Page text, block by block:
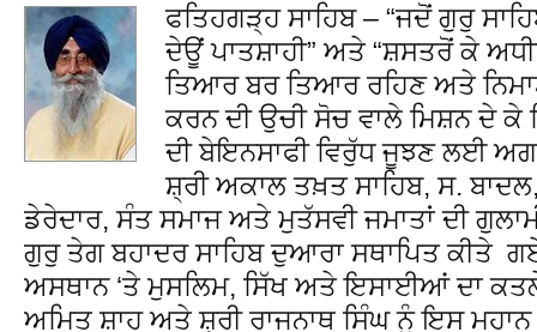
ਫਤਿਹਗੜ੍ਹ ਸਾਹਿਬ – “ਜਦੋਂ ਗੁਰੁ
ਦੇਊਂ ਪਾਤਸ਼ਾਹੀ” ਅਤੇ “ਸ਼ਸਤਰੋਂ ਕੇ
ਤਿਆਰ ਬਰ ਤਿਆਰ ਰਹਿਣ ਅਤੇ
ਕਰਨ ਦੀ ਉਚੀ ਸੋਚ ਵਾਲੇ ਮਿਸ਼ਨ ਦੇ ਕੇ
ਦੀ ਬੇਇਨਸਾਫੀ ਵਿਰੁੱਧ ਜੂਝਣ ਲਈ
ਸ਼੍ਰੀ ਅਕਾਲ ਤਖ਼ਤ ਸਾਹਿਬ, ਸ.
ਡੇਰੇਦਾਰ, ਸੰਤ ਸਮਾਜ ਅਤੇ ਮੁਤੱਸਵੀ ਜਮਾਤਾਂ ਦੀ
ਗੁਰੁ ਤੇਗ ਬਹਾਦਰ ਸਾਹਿਬ ਦੁਆਰਾ ਸਥਾਪਿਤ ਕੀਤੇ
ਅਸਥਾਨ ‘ਤੇ ਮੁਸਲਿਮ, ਸਿੱਖ ਅਤੇ ਇਸਾਈਆਂ ਦਾ
ਅਮਿਤ ਸ਼ਾਹ ਅਤੇ ਸ਼੍ਰੀ ਰਾਜਨਾਥ ਸਿੰਘ ਨੂੰ ਇਸ